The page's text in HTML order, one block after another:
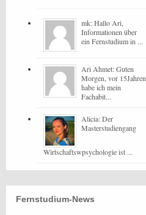
mk: Hallo Ari,
Informationen über
ein Fernstudium in ...
Ari Ahmet: Guten
Morgen, vor 15Jahren
habe ich mein
Fachabit...
Alicia: Der
Masterstudiengang
Wirtschaftswpsychologie ist ...
Fernstudium-News